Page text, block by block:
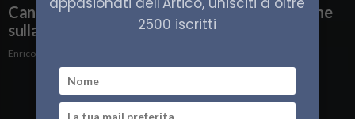
Canada chiama Europa: cresce la cooperazione
sulla difesa
Enrico Peschiera
2500 iscritti